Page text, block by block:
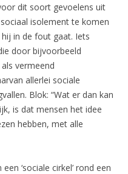
dit soort gevoelens uit
isolement te komen
in de fout gaat. Iets
door bijvoorbeeld
vermeend
allerlei sociale
Blok: “Wat er dan kan
is dat mensen het idee
hebben, met alle
‘sociale cirkel’ rond een